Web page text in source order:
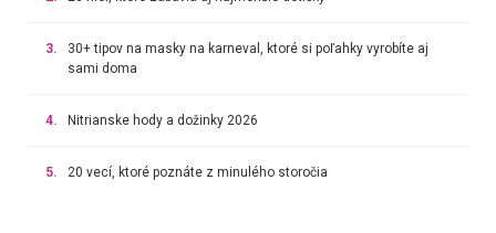
3.
30+ tipov na masky na karneval, ktoré si poľahky vyrobíte aj
sami doma
4. Nitrianske hody a dožinky 2026
5. 20 vecí, ktoré poznáte z minulého storočia